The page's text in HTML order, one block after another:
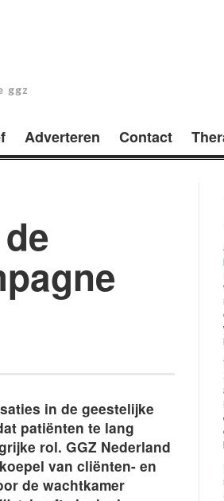
ggz
Adverteren Contact
in de geestelijke
patiënten te lang
rol. GGZ Nederland
van cliënten- en
de wachtkamer